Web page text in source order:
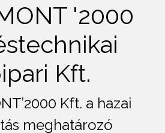
'2000
Kft.
Kft. a hazai
meghatározó